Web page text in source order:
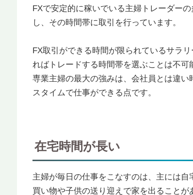
FXで安定的に稼いでいる主婦トレーダー
し、その時間帯に取引を行っています。
FX取引ができる時間が限られているサラ
ればトレードする時間帯を選ぶことは不可
専業主婦の最大の強みは、会社員とは違
スタイムで仕事ができる点です。
在宅時間が長い
主婦が毎日の仕事をこなすのは、主には自
買い物や子供の送り迎えで家を出ること